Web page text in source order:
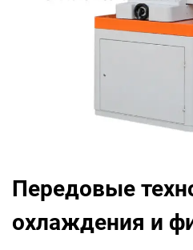
Передовые
охлаждения и